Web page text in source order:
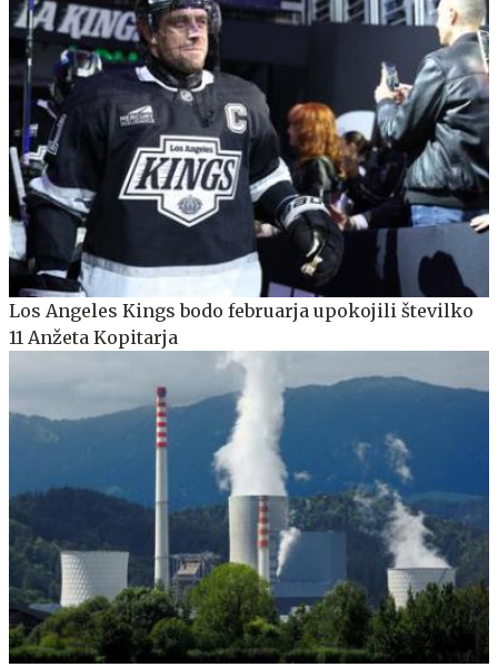
Los Angeles Kings bodo februarja upokojili številko
11 Anžeta Kopitarja